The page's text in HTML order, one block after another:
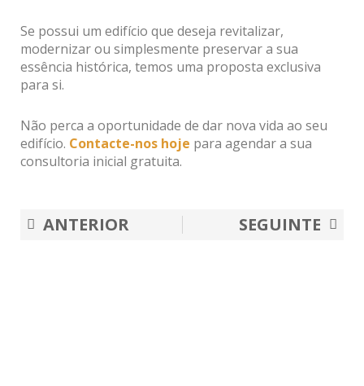
Se possui um edifício que deseja revitalizar,
modernizar ou simplesmente preservar a sua
essência histórica, temos uma proposta exclusiva
para si.
Não perca a oportunidade de dar nova vida ao seu
edifício. Contacte-nos hoje para agendar a sua
consultoria inicial gratuita.
Prev
ANTERIOR SEGUINTE